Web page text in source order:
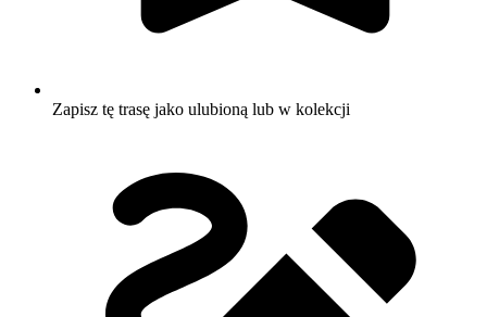
Zapisz tę trasę jako ulubioną lub w kolekcji